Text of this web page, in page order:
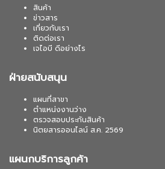
สินค้า
ข่าวสาร
เกี่ยวกับเรา
ติดต่อเรา
เจไอบี ดีอย่างไร
ฝ่ายสนับสนุน
แผนที่สาขา
ตำแหน่งงานว่าง
ตรวจสอบประกันสินค้า
นิตยสารออนไลน์ ส.ค. 2569
แผนกบริการลูกค้า